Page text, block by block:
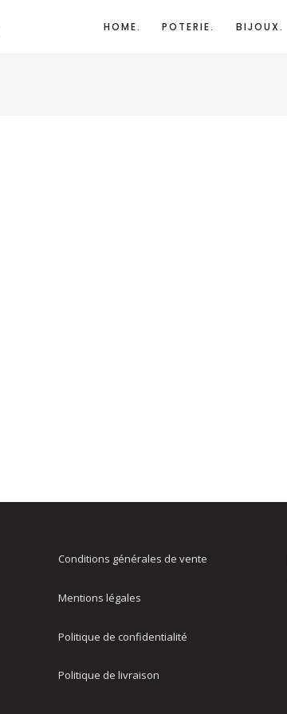
HOME. POTERIE. BIJOUX.
Conditions générales de vente
Mentions légales
Politique de confidentialité
Politique de livraison